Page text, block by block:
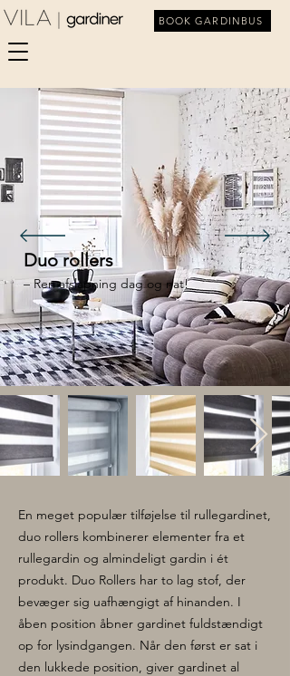
BOOK GARDINBUS
Duo rollers
– Ren afslapning dag og nat!
En meget populær tilføjelse til rullegardinet,
duo rollers kombinerer elementer fra et
rullegardin og almindeligt gardin i ét
produkt. Duo Rollers har to lag stof, der
bevæger sig uafhængigt af hinanden. I
åben position åbner gardinet fuldstændigt
op for lysindgangen. Når den først er sat i
den lukkede position, giver gardinet al